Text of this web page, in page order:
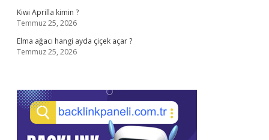
Kiwi Aprilla kimin ?
Temmuz 25, 2026
Elma ağacı hangi ayda çiçek açar ?
Temmuz 25, 2026